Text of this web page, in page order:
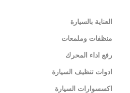
العناية بالسيارة
منظفات وملمعات
رفع اداء المحرك
ادوات تنظيف السيارة
اكسسوارات السيارة